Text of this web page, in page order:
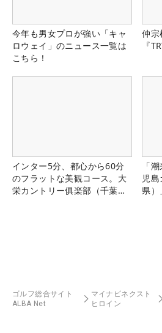
今年も男女プロが強い「キャ
ロウェイ」のニュース一覧は
こちら！
仲宗
『
インター5分、都心から60分
のフラットな美観コース。大
栄カントリー俱楽部（千葉
「
児
県）
ゴルフ総合サイト
ALBA Net
マイナビネクスト
ヒロイン